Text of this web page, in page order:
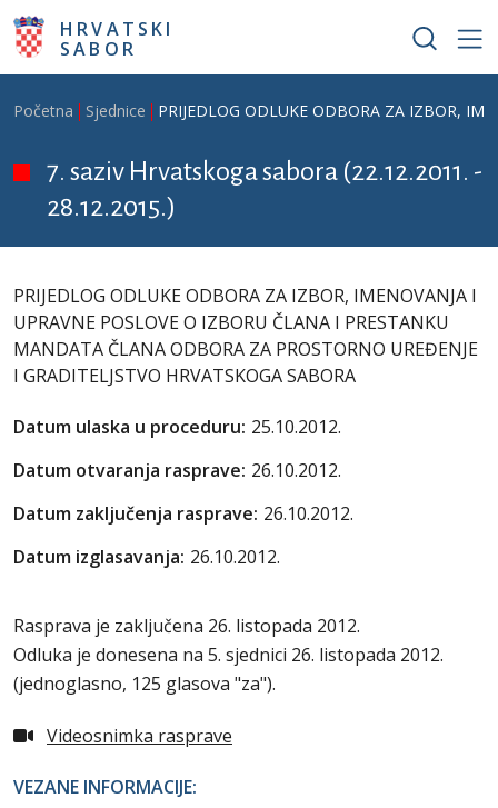
Skoči na glavni sadržaj
HRVATSKI
SABOR
Breadcrumb
Početna Sjednice PRIJEDLOG ODLUKE ODBORA ZA IZBOR,
7. saziv Hrvatskoga sabora (22.12.2011. -
28.12.2015.)
PRIJEDLOG ODLUKE ODBORA ZA IZBOR, IMENOVANJA I
UPRAVNE POSLOVE O IZBORU ČLANA I PRESTANKU
MANDATA ČLANA ODBORA ZA PROSTORNO UREĐENJE
I GRADITELJSTVO HRVATSKOGA SABORA
Datum ulaska u proceduru: 25.10.2012.
Datum otvaranja rasprave: 26.10.2012.
Datum zaključenja rasprave: 26.10.2012.
Datum izglasavanja: 26.10.2012.
Rasprava je zaključena 26. listopada 2012.
Odluka je donesena na 5. sjednici 26. listopada 2012.
(jednoglasno, 125 glasova "za").
Videosnimka rasprave
VEZANE INFORMACIJE: